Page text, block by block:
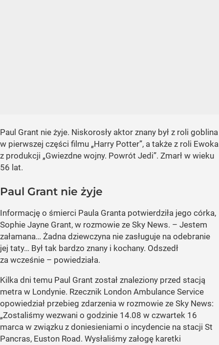
Paul Grant nie żyje. Niskorosły aktor znany był z roli goblina
w pierwszej części filmu „Harry Potter”, a także z roli Ewoka
z produkcji „Gwiezdne wojny. Powrót Jedi”. Zmarł w wieku
56 lat.
Paul Grant nie żyje
Informację o śmierci Paula Granta potwierdziła jego córka,
Sophie Jayne Grant, w rozmowie ze Sky News. – Jestem
załamana… Żadna dziewczyna nie zasługuje na odebranie
jej taty… Był tak bardzo znany i kochany. Odszedł
za wcześnie – powiedziała.
Kilka dni temu Paul Grant został znaleziony przed stacją
metra w Londynie. Rzecznik London Ambulance Service
opowiedział przebieg zdarzenia w rozmowie ze Sky News:
„Zostaliśmy wezwani o godzinie 14.08 w czwartek 16
marca w związku z doniesieniami o incydencie na stacji St
Pancras, Euston Road. Wysłaliśmy załogę karetki